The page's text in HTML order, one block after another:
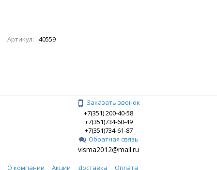
Артикул: 40559
Заказать звонок
+7(351) 200-40-58
+7(351)734-60-49
+7(351)734-61-87
Обратная связь
visma2012@mail.ru
О компании Акции Доставка Оплата